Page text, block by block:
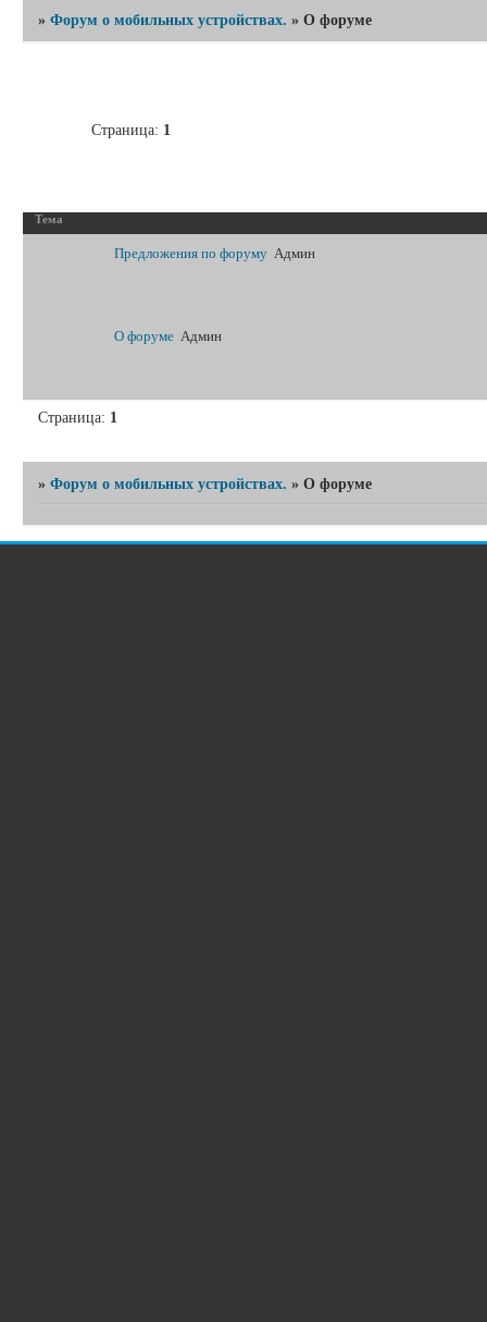
»Форум о мобильных устройствах. »О форуме
Страница: 1
Тема
Предложения по форуму Админ
О форуме Админ
Страница: 1
»Форум о мобильных устройствах. »О форуме